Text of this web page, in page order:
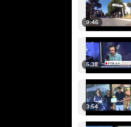
9:45
5:38
3:54